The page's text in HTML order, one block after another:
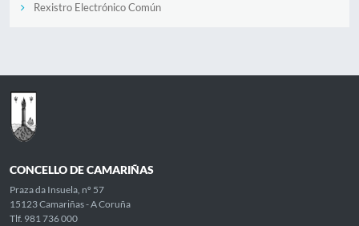
Rexistro Electrónico Común
CONCELLO DE CAMARIÑAS
Praza da Insuela, nº 57
15123 Camariñas - A Coruña
Tlf. 981 736 000